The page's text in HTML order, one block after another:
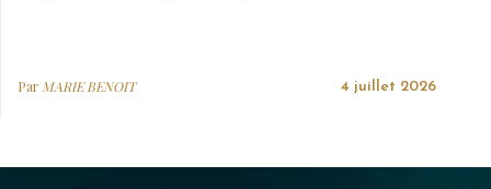
Par MARIE BENOIT 4 juillet 2026